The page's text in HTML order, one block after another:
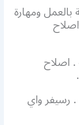
ومهارة
اصلاح
رسيفر واي